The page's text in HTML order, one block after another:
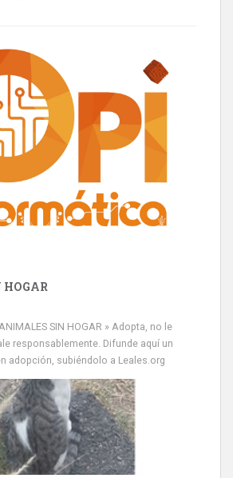
SIN HOGAR » Adopta, no le
responsablemente. Difunde aquí un
adopción, subiéndolo a Leales.org